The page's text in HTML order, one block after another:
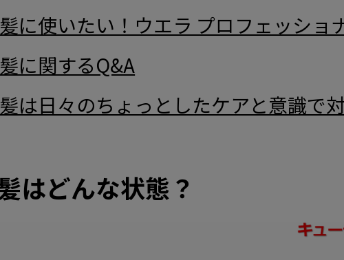
に使いたい！ウエラ プロフェッショ
に関するQ&A
は日々のちょっとしたケアと意識で
はどんな状態？